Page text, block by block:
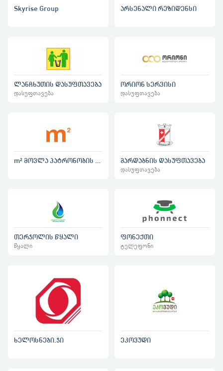
Skyrise Group არსენალი რეზიდენსი
ლანჩხუთის დასუფთავება
დასუფთავება
ორიონ სერვისი
დასუფთავება
გარდაბნის დასუფთავება
დასუფთავება
თერჯოლის წყალი
წყალი
ფონექთი
ტელეფონი
ხელოსნები.ჯი ეკოვუდი